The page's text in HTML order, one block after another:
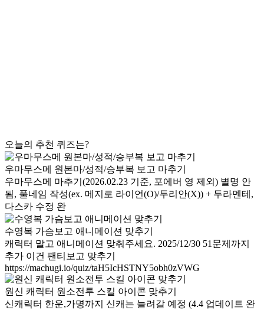
오늘의 추천 퀴즈는?
우마무스메 원본마/성적/승부복 보고 마추기
우마무스메 마추기(2026.02.23 기준, 포에버 영 제외) 별명 안
됨, 풀네임 작성(ex. 메지로 라이언(O)/두리안(X)) + 두라멘테,
다스카 수정 완
수영복 가슴보고 애니메이션 맞추기
캐릭터 말고 애니메이션 맞춰주세요. 2025/12/30 51문제까지
추가 이건 팬티보고 맞추기
https://machugi.io/quiz/taH5IcHSTNY5obh0zVWG
원신 캐릭터 원소전투 스킬 아이콘 맞추기
신캐릭터 한운,가명까지 신캐는 늘려갈 예정 (4.4 업데이트 완